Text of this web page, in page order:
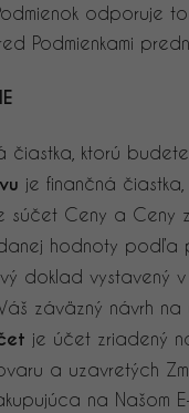
odporuje
Podmienkami
čiastka, ktorú
je finančná
súčet Ceny a Ceny
hodnoty podľa
doklad vystavený
záväzný návrh na
je účet zriadený
a uzavretých
na Našom